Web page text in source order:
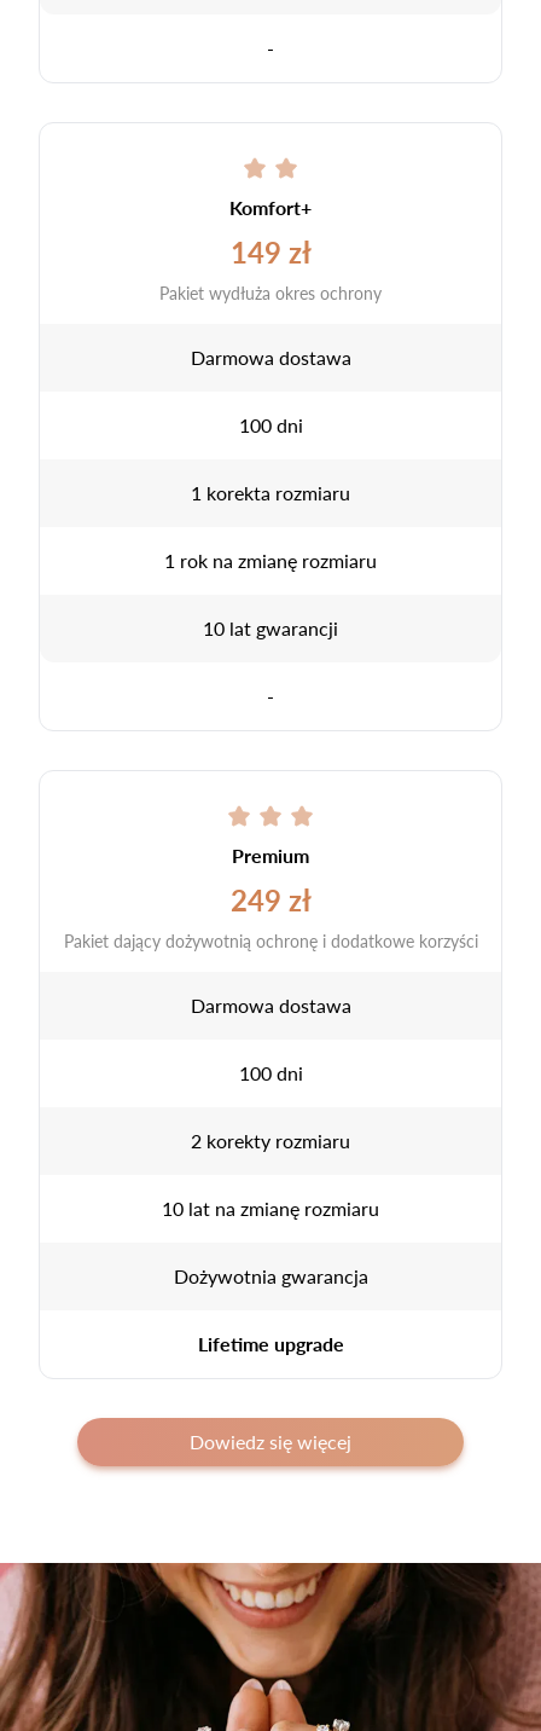
-
Komfort+
149 zł
Pakiet wydłuża okres ochrony
Darmowa dostawa
100 dni
1 korekta rozmiaru
1 rok na zmianę rozmiaru
10 lat gwarancji
-
Premium
249 zł
Pakiet dający dożywotnią ochronę i dodatkowe korzyści
Darmowa dostawa
100 dni
2 korekty rozmiaru
10 lat na zmianę rozmiaru
Dożywotnia gwarancja
Lifetime upgrade
Dowiedz się więcej